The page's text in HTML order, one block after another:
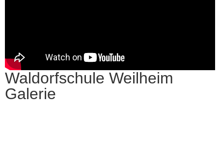
Waldorfschule Weilheim
Galerie